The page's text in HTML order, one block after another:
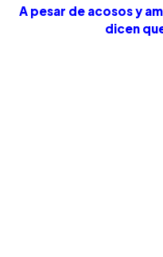
A pesar de acosos y
dicen